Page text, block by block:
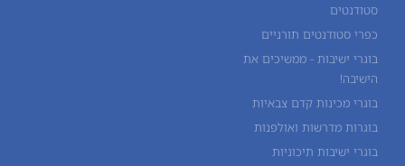
סטודנטים
כפרי סטודנטים תורניים
בוגרי ישיבות - ממשיכים את
הישיבה!
בוגרי מכינות קדם צבאיות
בוגרות מדרשות ואולפנות
בוגרי ישיבות תיכוניות